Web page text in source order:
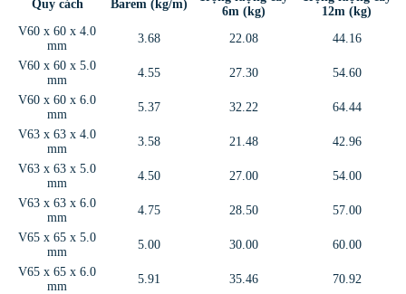
Quy cách Barem (kg/m)
6m (kg)
12m (kg)
V60 x 60 x 4.0
mm
3.68 22.08
44.16
V60 x 60 x 5.0
mm
4.55 27.30
54.60
V60 x 60 x 6.0
mm
5.37 32.22
64.44
V63 x 63 x 4.0
mm
3.58 21.48
42.96
V63 x 63 x 5.0
mm
4.50 27.00
54.00
V63 x 63 x 6.0
mm
4.75 28.50
57.00
V65 x 65 x 5.0
mm
5.00 30.00
60.00
V65 x 65 x 6.0
mm
5.91 35.46
70.92